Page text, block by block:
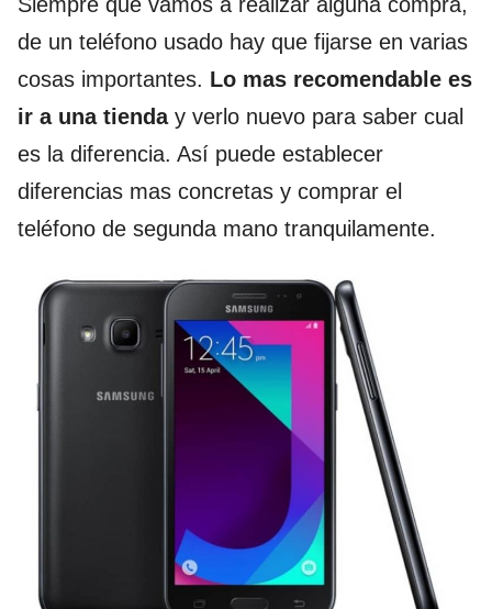
de un teléfono usado hay que fijarse en varias
cosas importantes. Lo mas recomendable es
ir a una tienday verlo nuevo para saber cual
es la diferencia. Así puede establecer
diferencias mas concretas y comprar el
teléfono de segunda mano tranquilamente.